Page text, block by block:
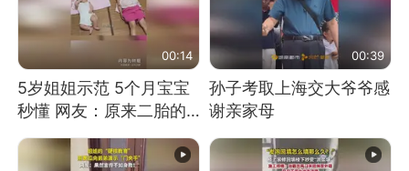
00:14
5岁姐姐示范 5个月宝宝
秒懂 网友：原来二胎的
00:39
孙子考取上海交大爷爷感
谢亲家母